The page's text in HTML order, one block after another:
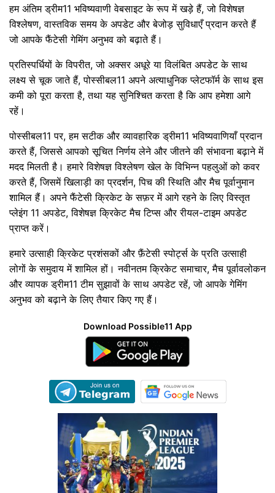
हम अंतिम ड्रीम11 भविष्यवाणी वेबसाइट के रूप में खड़े हैं, जो विशेषज्ञ
विश्लेषण, वास्तविक समय के अपडेट और बेजोड़ सुविधाएँ प्रदान करते हैं
जो आपके फैंटेसी गेमिंग अनुभव को बढ़ाते हैं।
प्रतिस्पर्धियों के विपरीत, जो अक्सर अधूरे या विलंबित अपडेट के साथ
लक्ष्य से चूक जाते हैं, पोस्सीबल11 अपने अत्याधुनिक प्लेटफॉर्म के साथ इस
कमी को पूरा करता है, तथा यह सुनिश्चित करता है कि आप हमेशा आगे
रहें।
पोस्सीबल11 पर, हम सटीक और व्यावहारिक ड्रीम11 भविष्यवाणियाँ प्रदान
करते हैं, जिससे आपको सूचित निर्णय लेने और जीतने की संभावना बढ़ाने में
मदद मिलती है। हमारे विशेषज्ञ विश्लेषण खेल के विभिन्न पहलुओं को कवर
करते हैं, जिसमें खिलाड़ी का प्रदर्शन, पिच की स्थिति और मैच पूर्वानुमान
शामिल हैं। अपने फैंटेसी क्रिकेट के सफ़र में आगे रहने के लिए विस्तृत
प्लेइंग 11 अपडेट, विशेषज्ञ क्रिकेट मैच टिप्स और रीयल-टाइम अपडेट
प्राप्त करें।
हमारे उत्साही क्रिकेट प्रशंसकों और फ़ैंटेसी स्पोर्ट्स के प्रति उत्साही
लोगों के समुदाय में शामिल हों। नवीनतम क्रिकेट समाचार, मैच पूर्वावलोकन
और व्यापक ड्रीम11 टीम सुझावों के साथ अपडेट रहें, जो आपके गेमिंग
अनुभव को बढ़ाने के लिए तैयार किए गए हैं।
Download Possible11 App